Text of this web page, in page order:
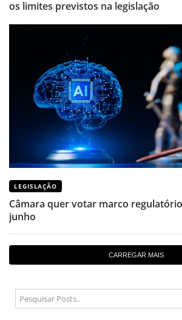
os limites previstos na legislação
LEGISLAÇÃO
Câmara quer votar marco
junho
CARREGAR MAIS